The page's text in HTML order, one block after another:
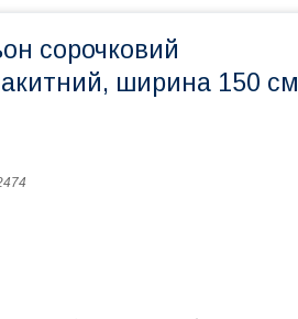
сорочковий
ширина 150 см